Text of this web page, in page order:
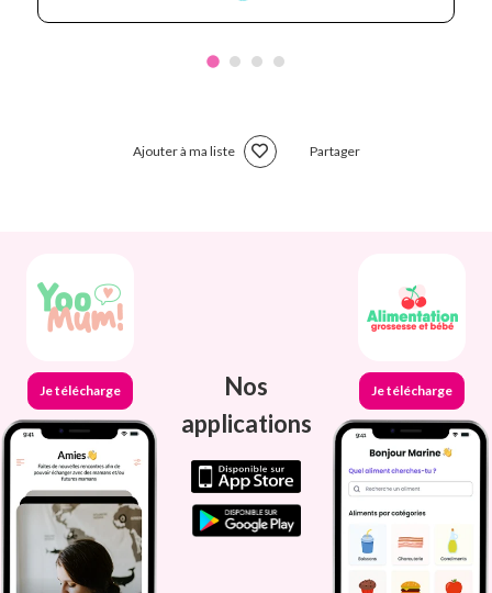
Ajouter à ma liste Partager
Je télécharge
Nos
applications
Je télécharge